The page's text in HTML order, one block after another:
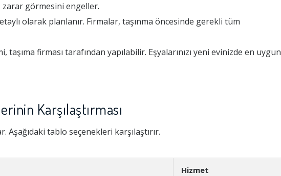
zarar görmesini engeller.
olarak planlanır. Firmalar, taşınma öncesinde gerekli tüm
firması tarafından yapılabilir. Eşyalarınızı yeni evinizde en uygun
Karşılaştırması
tablo seçenekleri karşılaştırır.
Hizmet